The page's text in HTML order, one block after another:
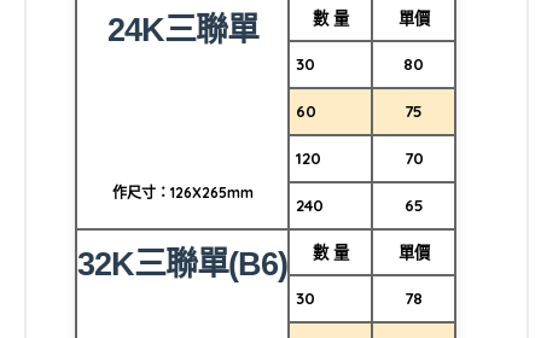
24K三聯單
作尺寸：126X265mm
數 量 單價
30 80
60 75
120 70
240 65
32K三聯單(B6) 數 量 單價
30 78